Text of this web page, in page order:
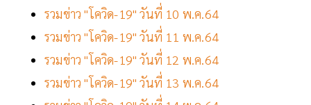
รวมข่าว "โควิด-19" วันที่ 10 พ.ค.64
รวมข่าว "โควิด-19" วันที่ 11 พ.ค.64
รวมข่าว "โควิด-19" วันที่ 12 พ.ค.64
รวมข่าว "โควิด-19" วันที่ 13 พ.ค.64